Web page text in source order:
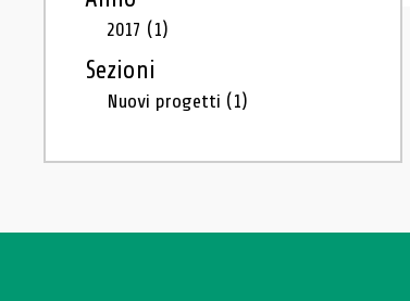
2017 (1)
Sezioni
Nuovi progetti (1)